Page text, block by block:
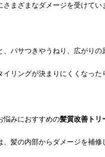
まざまなダメージを受けてい
、パサつきやうねり、広がり
イリングが決まりにくくなっ
悩みにおすすめの髪質改善トリ
髪の内部からダメージを補修